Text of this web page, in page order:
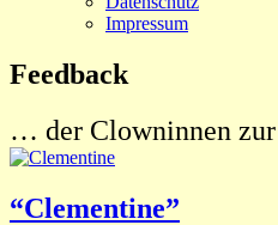
Impressum
Feedback
… der Clowninnen
“Clementine”